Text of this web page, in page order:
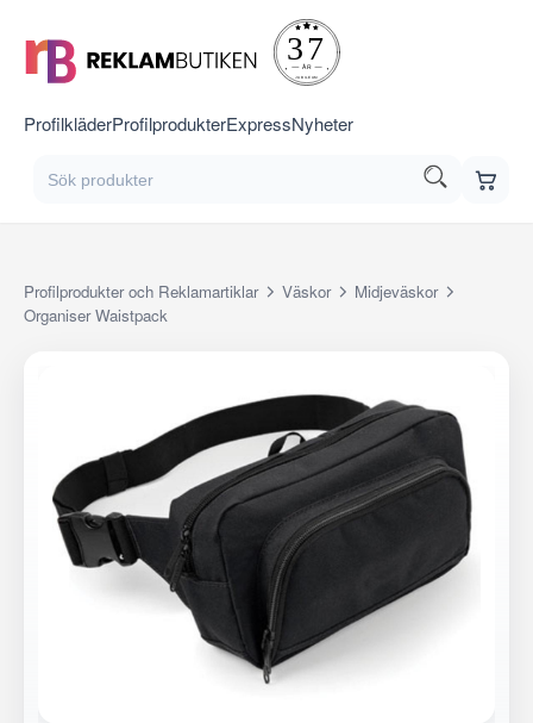
ProfilkläderProfilprodukterExpressNyheter
Profilprodukter och Reklamartiklar Väskor
Midjeväskor
Organiser Waistpack